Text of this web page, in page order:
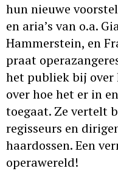
hun nieuwe
en aria’s van o.a.
Hammerstein, en
praat
het publiek bij over
over hoe het er in
toegaat. Ze vertelt
regisseurs en
haardossen. Een
operawereld!